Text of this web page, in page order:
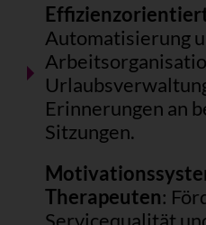
Automatisierung
Erinnerungen an
Sitzungen.
Therapeuten:
Servicequalität